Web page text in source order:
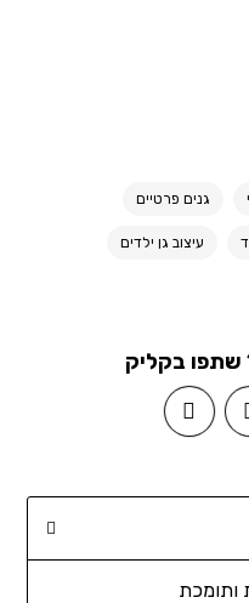
גנים פרטיים
עיצוב גן ילדים
בקליק
ותומכת